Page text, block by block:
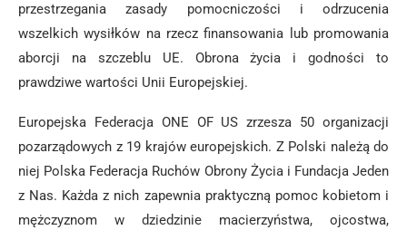
przestrzegania zasady pomocniczości i odrzucenia
wszelkich wysiłków na rzecz finansowania lub promowania
aborcji na szczeblu UE. Obrona życia i godności to
prawdziwe wartości Unii Europejskiej.
Europejska Federacja ONE OF US zrzesza 50 organizacji
pozarządowych z 19 krajów europejskich. Z Polski należą do
niej Polska Federacja Ruchów Obrony Życia i Fundacja Jeden
z Nas. Każda z nich zapewnia praktyczną pomoc kobietom i
mężczyznom w dziedzinie macierzyństwa, ojcostwa,